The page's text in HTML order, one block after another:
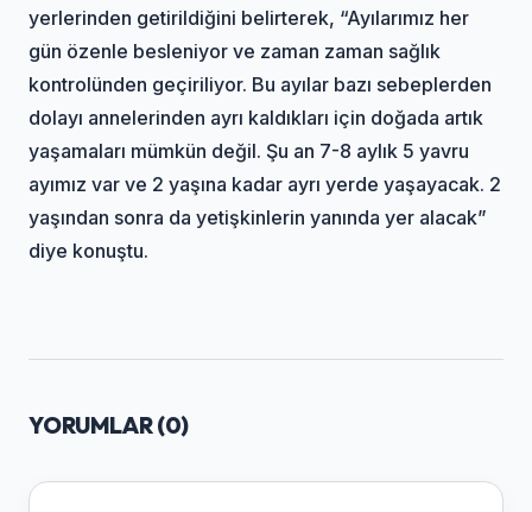
yerlerinden getirildiğini belirterek, “Ayılarımız her
gün özenle besleniyor ve zaman zaman sağlık
kontrolünden geçiriliyor. Bu ayılar bazı sebeplerden
dolayı annelerinden ayrı kaldıkları için doğada artık
yaşamaları mümkün değil. Şu an 7-8 aylık 5 yavru
ayımız var ve 2 yaşına kadar ayrı yerde yaşayacak. 2
yaşından sonra da yetişkinlerin yanında yer alacak”
diye konuştu.
YORUMLAR (0)